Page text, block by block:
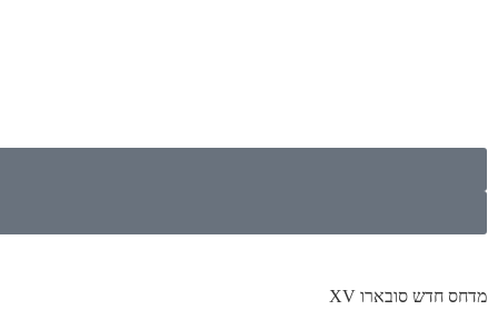
מדחס חדש סובארו XV